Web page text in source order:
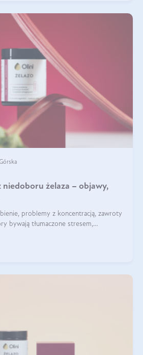
żelaza – objawy,
problemy z koncentracją, zawroty
bywają tłumaczone stresem,